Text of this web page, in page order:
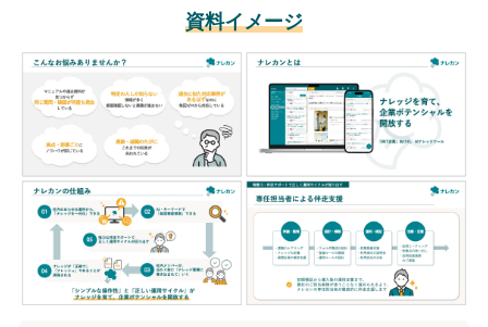
よくある質問
資料ダウンロード
無料トライアル
ログイン
資料イメージ